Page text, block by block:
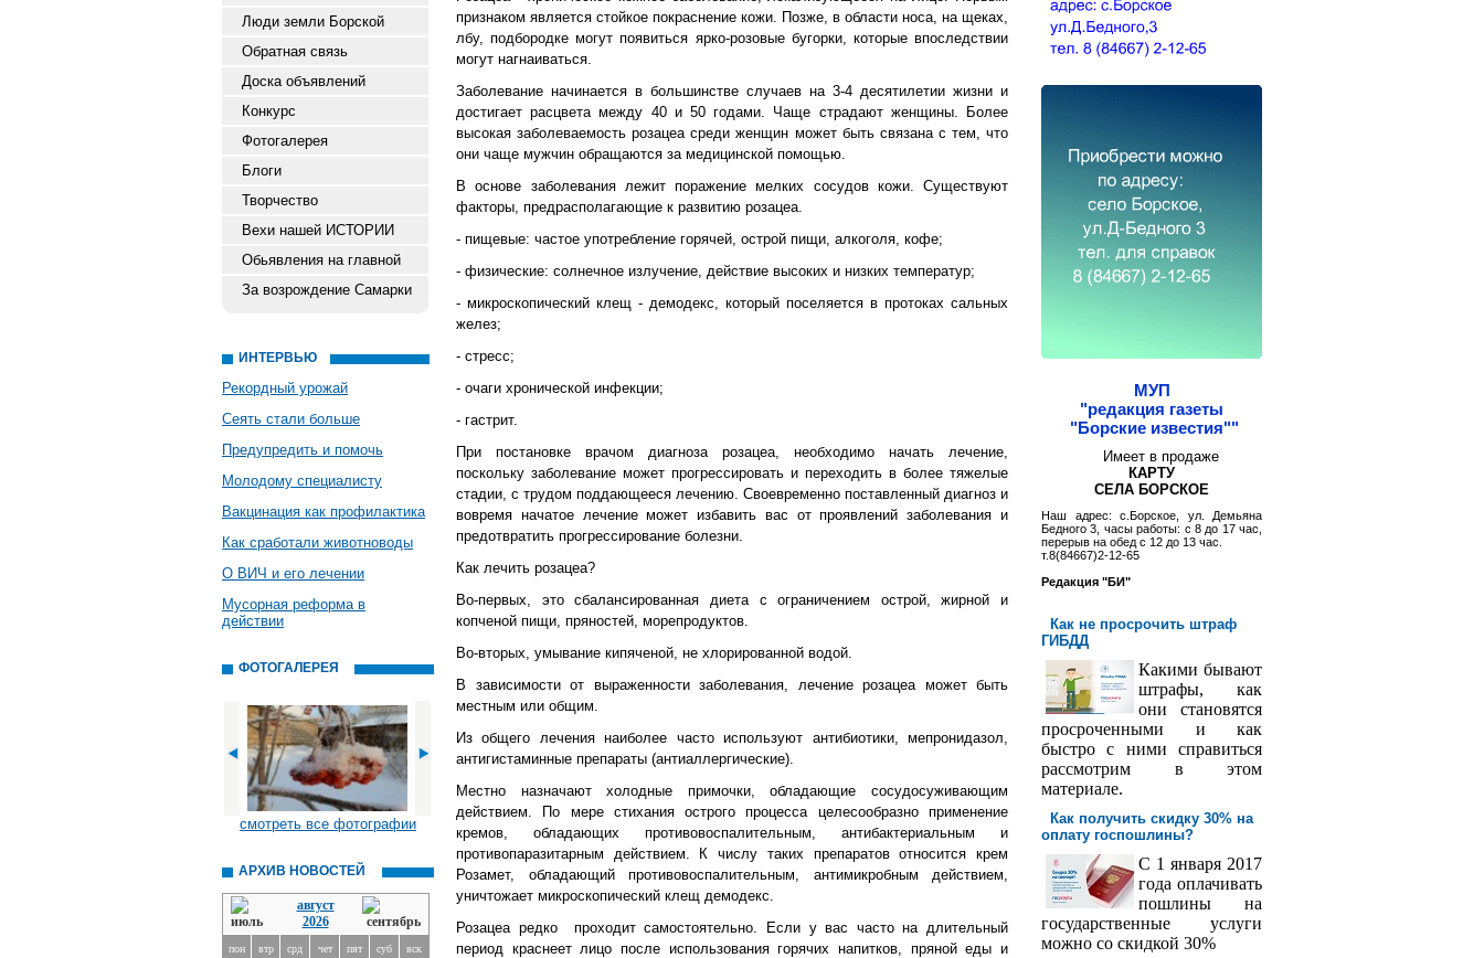
Люди земли Борской
Обратная связь
Доска объявлений
Конкурс
Фотогалерея
Блоги
Творчество
Вехи нашей ИСТОРИИ
Обьявления на главной
За возрождение Самарки
ИНТЕРВЬЮ
Рекордный урожай
Сеять стали больше
Предупредить и помочь
Молодому специалисту
Вакцинация как профилактика
Как сработали животноводы
О ВИЧ и его лечении
Мусорная реформа в
действии
ФОТОГАЛЕРЕЯ
смотреть все фотографии
АРХИВ НОВОСТЕЙ
август
2026
пон втр срд чет пят суб вск
признаком является стойкое покраснение кожи. Позже, в области носа, на щеках,
лбу, подбородке могут появиться ярко-розовые бугорки, которые впоследствии
могут нагнаиваться.
Заболевание начинается в большинстве случаев на 3-4 десятилетии жизни и
достигает расцвета между 40 и 50 годами. Чаще страдают женщины. Более
высокая заболеваемость розацеа среди женщин может быть связана с тем, что
они чаще мужчин обращаются за медицинской помощью.
В основе заболевания лежит поражение мелких сосудов кожи. Существуют
факторы, предрасполагающие к развитию розацеа.
- пищевые: частое употребление горячей, острой пищи, алкоголя, кофе;
- физические: солнечное излучение, действие высоких и низких температур;
- микроскопический клещ - демодекс, который поселяется в протоках сальных
желез;
- стресс;
- очаги хронической инфекции;
- гастрит.
При постановке врачом диагноза розацеа, необходимо начать лечение,
поскольку заболевание может прогрессировать и переходить в более тяжелые
стадии, с трудом поддающееся лечению. Своевременно поставленный диагноз и
вовремя начатое лечение может избавить вас от проявлений заболевания и
предотвратить прогрессирование болезни.
Как лечить розацеа?
Во-первых, это сбалансированная диета с ограничением острой, жирной и
копченой пищи, пряностей, морепродуктов.
Во-вторых, умывание кипяченой, не хлорированной водой.
В зависимости от выраженности заболевания, лечение розацеа может быть
местным или общим.
Из общего лечения наиболее часто используют антибиотики, мепронидазол,
антигистаминные препараты (антиаллергические).
Местно назначают холодные примочки, обладающие сосудосуживающим
действием. По мере стихания острого процесса целесообразно применение
кремов, обладающих противовоспалительным, антибактериальным и
противопаразитарным действием. К числу таких препаратов относится крем
Розамет, обладающий противовоспалительным, антимикробным действием,
уничтожает микроскопический клещ демодекс.
Розацеа редко проходит самостоятельно. Если у вас часто на длительный
период краснеет лицо после использования горячих напитков, пряной еды и
МУП
"редакция газеты
"Борские известия""
Имеет в продаже
КАРТУ
СЕЛА БОРСКОЕ
Наш адрес: с.Борское, ул. Демьяна
Бедного 3, часы работы: с 8 до 17 час,
перерыв на обед с 12 до 13 час.
т.8(84667)2-12-65
Редакция "БИ"
Как не просрочить штраф
ГИБДД
Какими бывают
штрафы, как
они становятся
просроченными и как
быстро с ними справиться
рассмотрим в этом
материале.
Как получить скидку 30% на
оплату госпош­лины?
С 1 января 2017
года оплачивать
пошлины на
государственные услуги
можно со скидкой 30%